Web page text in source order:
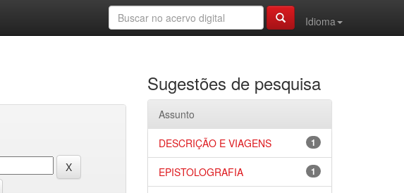
Idioma
Sugestões de pesquisa
Assunto
1
DESCRIÇÃO E VIAGENS
1
EPISTOLOGRAFIA